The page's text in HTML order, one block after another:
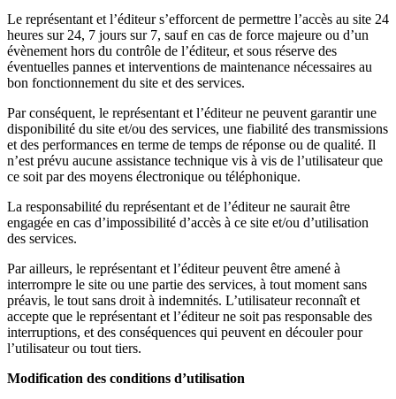
Le représentant et l’éditeur s’efforcent de permettre l’accès au site 24
heures sur 24, 7 jours sur 7, sauf en cas de force majeure ou d’un
évènement hors du contrôle de l’éditeur, et sous réserve des
éventuelles pannes et interventions de maintenance nécessaires au
bon fonctionnement du site et des services.
Par conséquent, le représentant et l’éditeur ne peuvent garantir une
disponibilité du site et/ou des services, une fiabilité des transmissions
et des performances en terme de temps de réponse ou de qualité. Il
n’est prévu aucune assistance technique vis à vis de l’utilisateur que
ce soit par des moyens électronique ou téléphonique.
La responsabilité du représentant et de l’éditeur ne saurait être
engagée en cas d’impossibilité d’accès à ce site et/ou d’utilisation
des services.
Par ailleurs, le représentant et l’éditeur peuvent être amené à
interrompre le site ou une partie des services, à tout moment sans
préavis, le tout sans droit à indemnités. L’utilisateur reconnaît et
accepte que le représentant et l’éditeur ne soit pas responsable des
interruptions, et des conséquences qui peuvent en découler pour
l’utilisateur ou tout tiers.
Modification des conditions d’utilisation